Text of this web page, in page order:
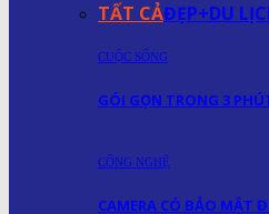
TẤT CẢĐẸP+DU
CUỘC SỐNG
GÓI GỌN TRONG 3
CÔNG NGHỆ
CAMERA CÓ BẢO MẬT